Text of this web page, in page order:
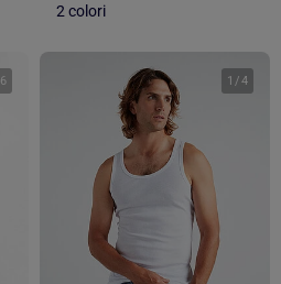
2 colori
6 1 /4